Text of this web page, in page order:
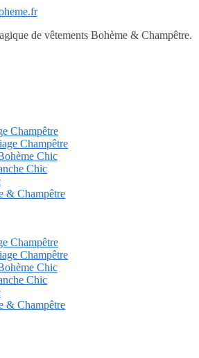
de vêtements Bohème & Champêtre.
Champêtre
Champêtre
Chic
Chic
& Champêtre
Champêtre
Champêtre
Chic
Chic
& Champêtre